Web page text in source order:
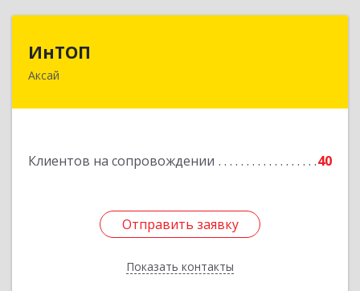
ИнТОП
Аксай
Клиентов на сопровождении 40
Отправить заявку
Показать контакты
344000, Ростов-на-Дону г, Буденновский пр-кт,
Отправить заявку
Назад